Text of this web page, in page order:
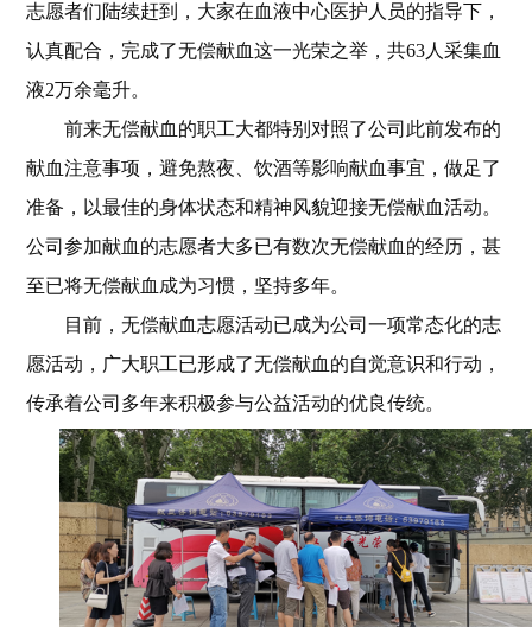
志愿者们陆续赶到，大家在血液中心医护人员的指导下，
认真配合，完成了无偿献血这一光荣之举，共63人采集血
液2万余毫升。
前来无偿献血的职工大都特别对照了公司此前发布的
献血注意事项，避免熬夜、饮酒等影响献血事宜，做足了
准备，以最佳的身体状态和精神风貌迎接无偿献血活动。
公司参加献血的志愿者大多已有数次无偿献血的经历，甚
至已将无偿献血成为习惯，坚持多年。
目前，无偿献血志愿活动已成为公司一项常态化的志
愿活动，广大职工已形成了无偿献血的自觉意识和行动，
传承着公司多年来积极参与公益活动的优良传统。